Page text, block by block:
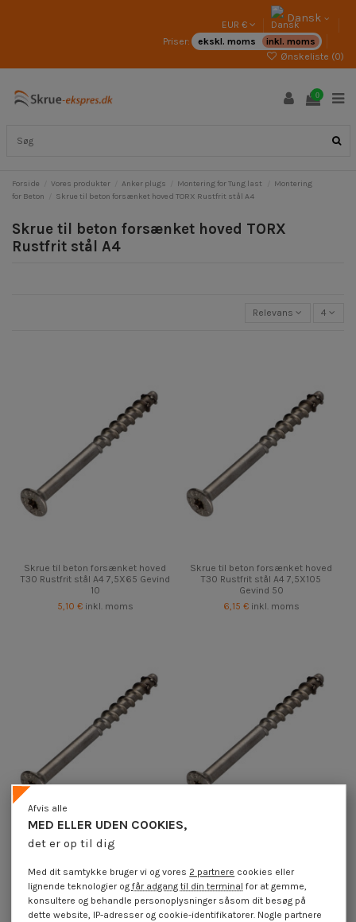
EUR € Dansk
Priser: ekskl. moms
inkl. moms
Ønskeliste (0)
0
Forside Vores produkter Anker plugs Montering for Tung last
Montering
for Beton
Skrue til beton forsænket hoved TORX Rustfrit stål A4
Skrue til beton forsænket hoved TORX
Rustfrit stål A4
Relevans 4
Skrue til beton forsænket hoved
T30 Rustfrit stål A4 7,5X65 Gevind
10
5,10 € inkl. moms
Skrue til beton forsænket hoved
T30 Rustfrit stål A4 7,5X105
Gevind 50
6,15 € inkl. moms
Skrue til beton forsænket hoved
15
5,95 €inkl. moms
30
5,90 €inkl. moms
MED ELLER UDEN COOKIES,
det er op til dig
Afvis alle
Med dit samtykke bruger vi og vores 2 partnere cookies eller
lignende teknologier ogfår adgang til din terminal for at gemme,
konsultere og behandle personoplysninger såsom dit besøg på
dette website, IP-adresser og cookie-identifikatorer. Nogle partnere